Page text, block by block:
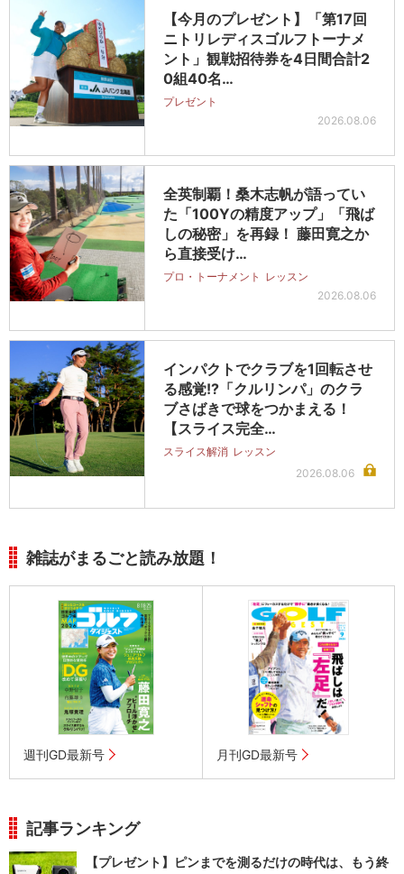
【今月のプレゼント】「第17回
ニトリレディスゴルフトーナメ
ント」観戦招待券を4日間合計2
0組40名…
プレゼント
2026.08.06
全英制覇！桑木志帆が語ってい
た「100Yの精度アップ」「飛ば
しの秘密」を再録！ 藤田寛之か
ら直接受け…
プロ・トーナメント レッスン
2026.08.06
インパクトでクラブを1回転させ
る感覚!?「クルリンパ」のクラ
ブさばきで球をつかまえる！
【スライス完全…
スライス解消 レッスン
2026.08.06
雑誌がまるごと読み放題！
週刊GD最新号 月刊GD最新号
記事ランキング
【プレゼント】ピンまでを測るだけの時代は、もう終